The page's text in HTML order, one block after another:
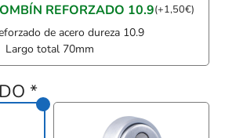
REFORZADO 10.9(+1,50€)
de acero dureza 10.9
Largo total 70mm
*